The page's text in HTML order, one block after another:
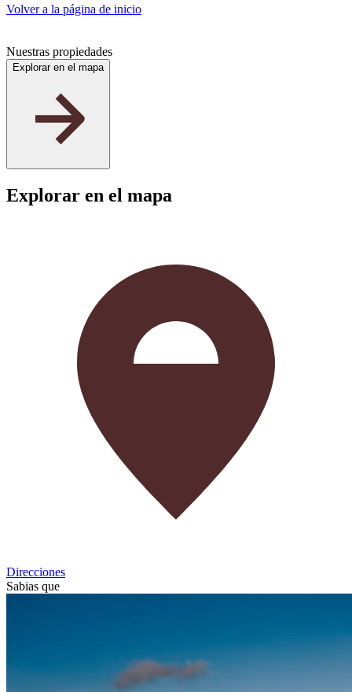
Volver a la página de inicio
Nuestras propiedades
Explorar en el mapa
Explorar en el mapa
Direcciones
Sabias que